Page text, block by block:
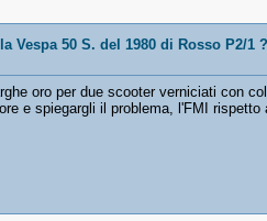
Vespa 50 S. del 1980 di Rosso P2/1 ?
oro per due scooter verniciati con
e spiegargli il problema, l'FMI rispetto